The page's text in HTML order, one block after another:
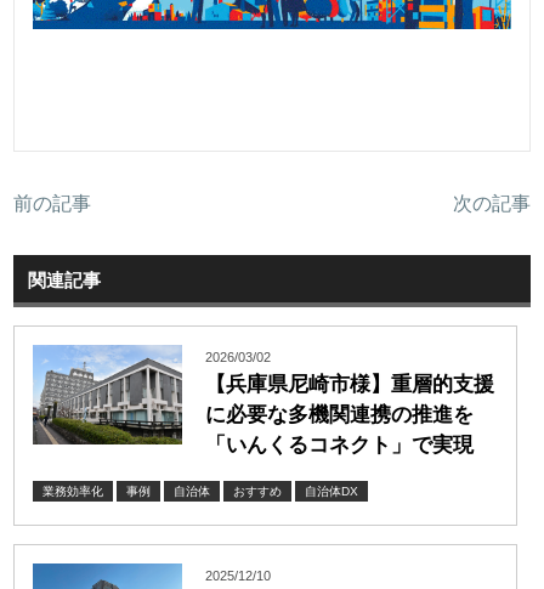
前の記事 次の記事
関連記事
2026/03/02
【兵庫県尼崎市様】重層的支援
に必要な多機関連携の推進を
「いんくるコネクト」で実現
業務効率化 事例 自治体 おすすめ 自治体DX
2025/12/10